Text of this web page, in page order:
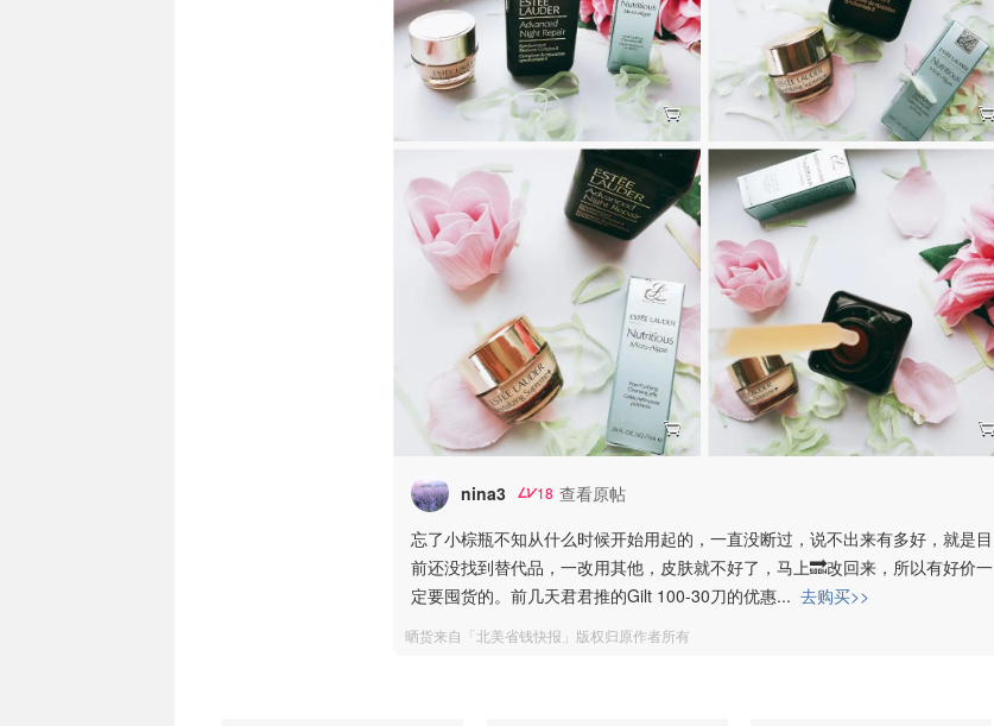
nina3 18 查看原帖
忘了小棕瓶不知从什么时候开始用起的，一直没断过，说不出来有多好，就是目
前还没找到替代品，一改用其他，皮肤就不好了，马上🔜改回来，所以有好价一
定要囤货的。前几天君君推的Gilt 100-30刀的优惠... 去购买>>
晒货来自「北美省钱快报」版权归原作者所有